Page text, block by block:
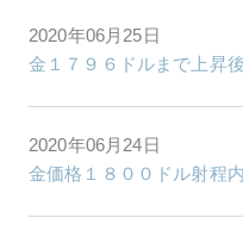
2020年06月25日
金１７９６ドルまで上昇
2020年06月24日
金価格１８００ドル射程